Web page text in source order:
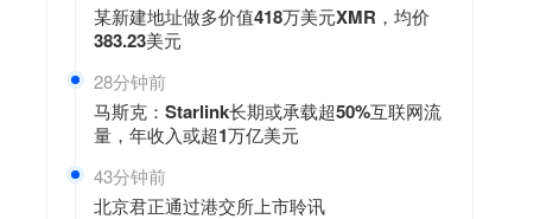
某新建地址做多价值418万美元XMR，均价
383.23美元
29分钟前
马斯克：Starlink长期或承载超50%互联网流
量，年收入或超1万亿美元
43分钟前
北京君正通过港交所上市聆讯